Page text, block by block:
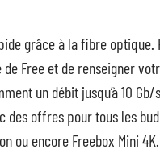
grâce à la fibre
Free et de renseigner
un débit jusqu’à 10
offres pour tous les
ou encore Freebox Mini